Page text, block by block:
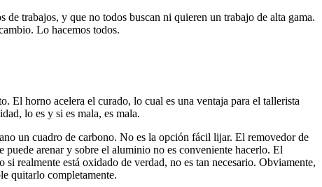
trabajos, y que no todos buscan ni quieren un trabajo de alta gama.
Lo hacemos todos.
El horno acelera el curado, lo cual es una ventaja para el tallerista
lo es y si es mala, es mala.
un cuadro de carbono. No es la opción fácil lijar. El removedor de
arenar y sobre el aluminio no es conveniente hacerlo. El
realmente está oxidado de verdad, no es tan necesario. Obviamente,
quitarlo completamente.